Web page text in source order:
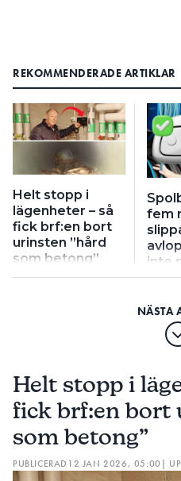
REKOMMENDERADE ARTIKLAR
Helt stopp i
lägenheter – så
fick brf:en bort
urinsten ”hård
som betong”
fem
inte
Helt stopp i
fick brf:en bort
som betong”
PUBLICERAD 12 JAN 2026, 05:00 |